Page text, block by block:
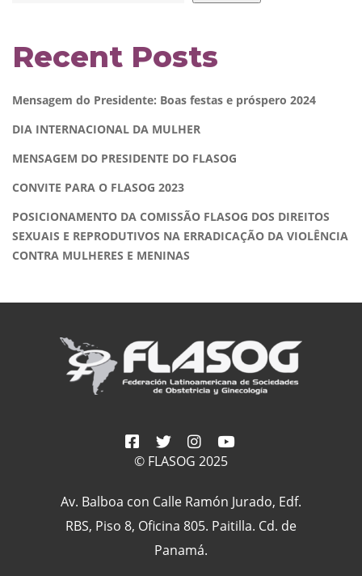
Recent Posts
Mensagem do Presidente: Boas festas e próspero 2024
DIA INTERNACIONAL DA MULHER
MENSAGEM DO PRESIDENTE DO FLASOG
CONVITE PARA O FLASOG 2023
POSICIONAMENTO DA COMISSÃO FLASOG DOS DIREITOS
SEXUAIS E REPRODUTIVOS NA ERRADICAÇÃO DA VIOLÊNCIA
CONTRA MULHERES E MENINAS
© FLASOG 2025
Av. Balboa con Calle Ramón Jurado, Edf.
RBS, Piso 8, Oficina 805. Paitilla. Cd. de
Panamá.